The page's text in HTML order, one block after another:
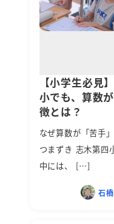
【小学生必見
小でも、算数
徴とは？
なぜ算数が「苦手
つまずき 志木第四
中には、 […]
石